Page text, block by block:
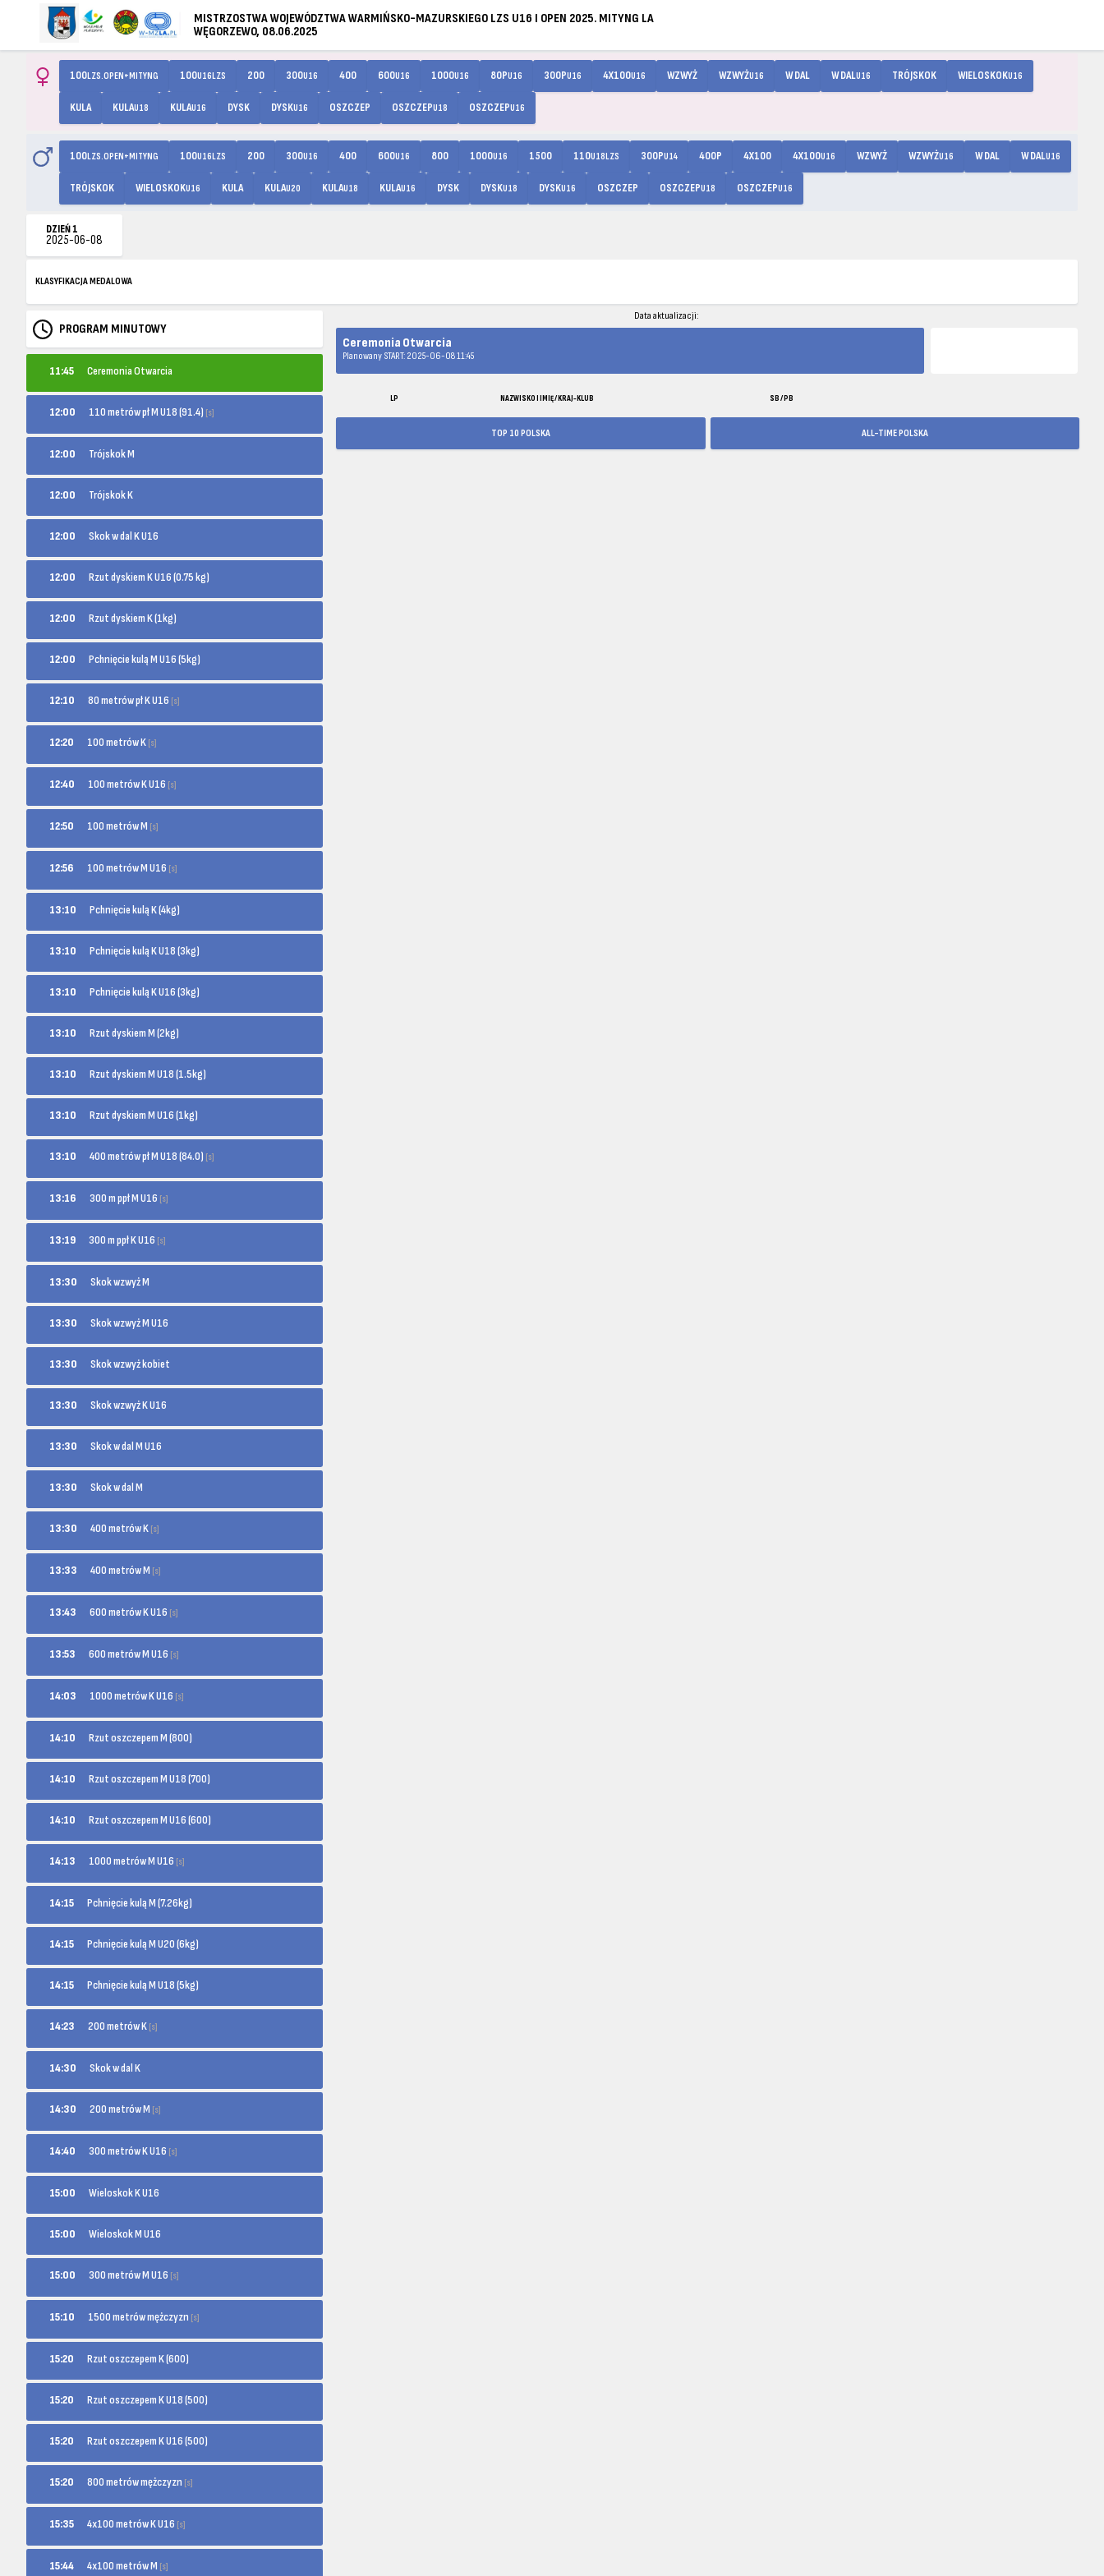
MISTRZOSTWA WOJEWÓDZTWA WARMIŃSKO-MAZURSKIEGO LZS U16 I OPEN 2025. MITYNG LA
WĘGORZEWO, 08.06.2025
100LZS.OPEN+MITYNG 100U16LZS 200 300U16 400 600U16 1000U16 80PU16 300PU16 4X100U16 WZWYŻ WZWYŻU16 W DAL W DALU16 TRÓJSKOK WIELOSKOKU16
KULA KULAU18 KULAU16 DYSK DYSKU16 OSZCZEP OSZCZEPU18 OSZCZEPU16
100LZS.OPEN+MITYNG 100U16LZS 200 300U16 400 600U16 800 1000U16 1500 110U18LZS 300PU14 400P 4X100 4X100U16 WZWYŻ WZWYŻU16 W DAL W DALU16
TRÓJSKOK WIELOSKOKU16 KULA KULAU20 KULAU18 KULAU16 DYSK DYSKU18 DYSKU16 OSZCZEP OSZCZEPU18 OSZCZEPU16
DZIEŃ 1
2025-06-08
KLASYFIKACJA MEDALOWA
PROGRAM MINUTOWY
11:45 Ceremonia Otwarcia
12:00 110 metrów pł M U18 (91.4) [s]
12:00 Trójskok M
12:00 Trójskok K
12:00 Skok w dal K U16
12:00 Rzut dyskiem K U16 (0.75 kg)
12:00 Rzut dyskiem K (1kg)
12:00 Pchnięcie kulą M U16 (5kg)
12:10 80 metrów pł K U16 [s]
12:20 100 metrów K [s]
12:40 100 metrów K U16 [s]
12:50 100 metrów M [s]
12:56 100 metrów M U16 [s]
13:10 Pchnięcie kulą K (4kg)
13:10 Pchnięcie kulą K U18 (3kg)
13:10 Pchnięcie kulą K U16 (3kg)
13:10 Rzut dyskiem M (2kg)
13:10 Rzut dyskiem M U18 (1.5kg)
13:10 Rzut dyskiem M U16 (1kg)
13:10 400 metrów pł M U18 (84.0) [s]
13:16 300 m ppł M U16 [s]
13:19 300 m ppł K U16 [s]
13:30 Skok wzwyż M
13:30 Skok wzwyż M U16
13:30 Skok wzwyż kobiet
13:30 Skok wzwyż K U16
13:30 Skok w dal M U16
13:30 Skok w dal M
13:30 400 metrów K [s]
13:33 400 metrów M [s]
13:43 600 metrów K U16 [s]
13:53 600 metrów M U16 [s]
14:03 1000 metrów K U16 [s]
14:10 Rzut oszczepem M (800)
14:10 Rzut oszczepem M U18 (700)
14:10 Rzut oszczepem M U16 (600)
14:13 1000 metrów M U16 [s]
14:15 Pchnięcie kulą M (7.26kg)
14:15 Pchnięcie kulą M U20 (6kg)
14:15 Pchnięcie kulą M U18 (5kg)
14:23 200 metrów K [s]
14:30 Skok w dal K
14:30 200 metrów M [s]
14:40 300 metrów K U16 [s]
15:00 Wieloskok K U16
15:00 Wieloskok M U16
15:00 300 metrów M U16 [s]
15:10 1500 metrów mężczyzn [s]
15:20 Rzut oszczepem K (600)
15:20 Rzut oszczepem K U18 (500)
15:20 Rzut oszczepem K U16 (500)
15:20 800 metrów mężczyzn [s]
15:35 4x100 metrów K U16 [s]
15:44 4x100 metrów M [s]
Data aktualizacji:
Ceremonia Otwarcia
Planowany START: 2025-06-08 11:45
LP NAZWISKO I IMIĘ / KRAJ-KLUB SB / PB
TOP 10 POLSKA ALL-TIME POLSKA